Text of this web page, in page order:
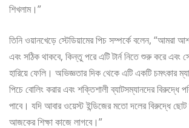
শিখলাম।”
তিনি ওয়ানখেড়ে স্টেডিয়ামের পিচ সম্পর্কে বলেন, “আমরা
এবং সঠিক থাকবে, কিন্তু পরে এটি টার্ন নিতে শুরু করে এবং
হারিয়ে ফেলি। অভিজ্ঞতার দিক থেকে এটি একটি চমৎকার
পিচে বোলিং করার এবং শক্তিশালী ব্যাটসম্যানদের বিরুদ্ধে
পাবে। যদি আবার ওয়েস্ট ইন্ডিজের মতো দলের বিরুদ্ধে
আজকের শিক্ষা কাজে লাগবে।”